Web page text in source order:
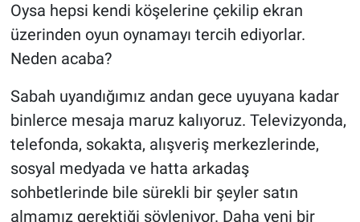
Oysa hepsi kendi köşelerine çekilip ekran
üzerinden oyun oynamayı tercih ediyorlar.
Neden acaba?
Sabah uyandığımız andan gece uyuyana kadar
binlerce mesaja maruz kalıyoruz. Televizyonda,
telefonda, sokakta, alışveriş merkezlerinde,
sosyal medyada ve hatta arkadaş
sohbetlerinde bile sürekli bir şeyler satın
almamız gerektiği söyleniyor. Daha yeni bir